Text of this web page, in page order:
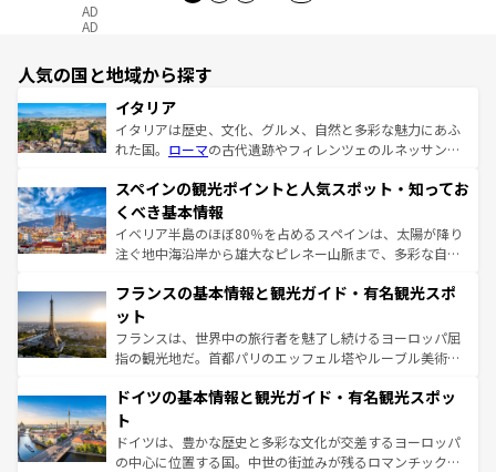
AD
AD
人気の国と地域から探す
イタリア
イタリアは歴史、文化、グルメ、自然と多彩な魅力にあふ
れた国。 ローマの古代遺跡やフィレンツェのルネッサンス
ろん、トスカーナの美しい田園風景やアマルフィ海岸の絶
景など、自然景観も見逃せない。観光の合間には、本場の
ピザやパスタなど、絶品のイタリア料理を堪能することも
できる。朝目覚めてから夜眠るまで、すべての瞬間を楽し
なお、新着のイタリア情報はコンテンツ一覧を参照してほ
しい。
スペインの観光ポイントと人気スポット・知ってお
くべき基本情報
イベリア半島のほぼ80％を占めるスペインは、太陽が降り
注ぐ地中海沿岸から雄大なピレネー山脈まで、多彩な自然
文化が根付くこの国では、情熱的なフラメンコ、熱気あふ
れる闘牛、そして美味しいタパスが生活の一部となってい
る。首都マドリードの洗練された雰囲気や、バルセロナの
アートに溢れた街角から、地方では古代ローマ遺跡や中世
せる。地方によって風土や気候が異なるスペインはその個
ンテンツ一覧 を参照してほしい。
フランスの基本情報と観光ガイド・有名観光スポ
ット
フランスは、世界中の旅行者を魅了し続けるヨーロッパ屈
指の観光地だ。首都パリのエッフェル塔やルーブル美術館
で、幅広い魅力が詰まっている。華麗な宮殿、歴史的な大
聖堂、美しいビーチ、そして豊かな自然が、訪れる者を心
から魅了する。また、フランスは美食の国としても知ら
れ、フランス料理はユネスコ無形文化遺産にも登録されて
ドイツの基本情報と観光ガイド・有名観光スポッ
ト
ドイツは、豊かな歴史と多彩な文化が交差するヨーロッパ
の中心に位置する国。中世の街並みが残るロマンチック街